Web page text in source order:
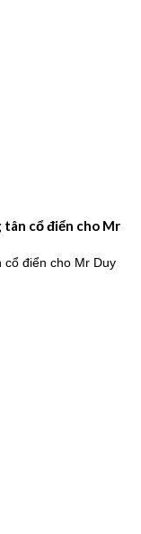
cổ điển cho Mr
điển cho Mr Duy